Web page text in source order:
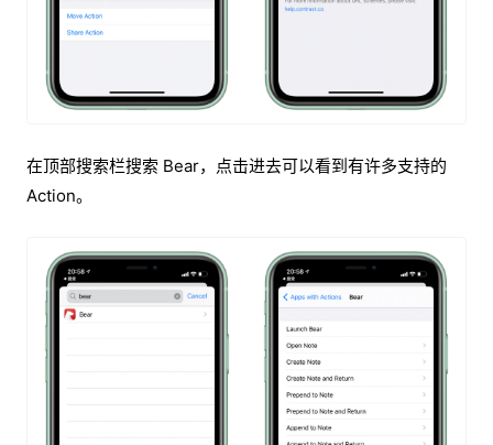
在顶部搜索栏搜索 Bear，点击进去可以看到有许多支持的
Action。